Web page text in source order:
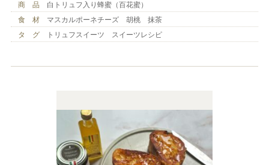
商 品
白トリュフ入り蜂蜜（百花蜜）
食 材
マスカルポーネチーズ 胡桃 抹茶
タ グ
トリュフスイーツ スイーツレシピ